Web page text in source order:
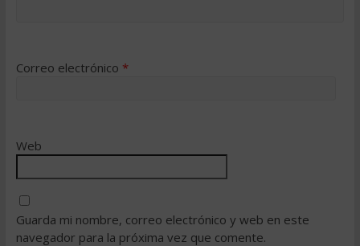
Correo electrónico *
Web
Guarda mi nombre, correo electrónico y web en este
navegador para la próxima vez que comente.